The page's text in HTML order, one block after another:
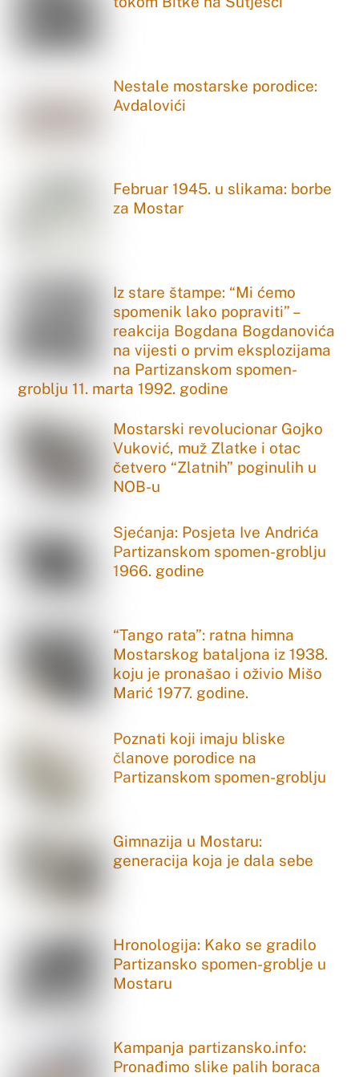
Nestale mostarske porodice:
Avdalovići
Februar 1945. u slikama: borbe
za Mostar
Iz stare štampe: “Mi ćemo
spomenik lako popraviti” –
reakcija Bogdana Bogdanovića
na vijesti o prvim eksplozijama
na Partizanskom spomen-
groblju 11. marta 1992. godine
Mostarski revolucionar Gojko
Vuković, muž Zlatke i otac
četvero “Zlatnih” poginulih u
NOB-u
Sjećanja: Posjeta Ive Andrića
Partizanskom spomen-groblju
1966. godine
“Tango rata”: ratna himna
Mostarskog bataljona iz 1938.
koju je pronašao i oživio Mišo
Marić 1977. godine.
Poznati koji imaju bliske
članove porodice na
Partizanskom spomen-groblju
Gimnazija u Mostaru:
generacija koja je dala sebe
Hronologija: Kako se gradilo
Partizansko spomen-groblje u
Mostaru
Kampanja partizansko.info:
Pronađimo slike palih boraca